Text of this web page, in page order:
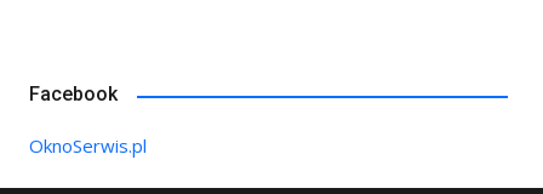
Facebook
OknoSerwis.pl